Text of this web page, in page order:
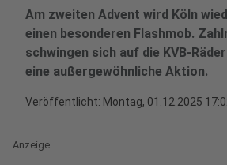
Am zweiten Advent wird Köln
einen besonderen Flashmob.
schwingen sich auf die KVB-
eine außergewöhnliche Aktion.
Veröffentlicht: Montag, 01.12.2025
Anzeige